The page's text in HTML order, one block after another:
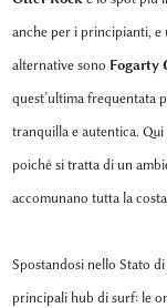
anche per i principianti, e
alternative sono Fogarty
quest’ultima frequentata
tranquilla e autentica.
poiché si tratta di un
accomunano tutta la
Spostandosi nello Stato
principali hub di surf: le